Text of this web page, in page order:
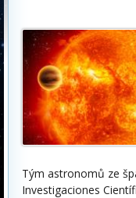
Tým astronomů ze
Investigaciones